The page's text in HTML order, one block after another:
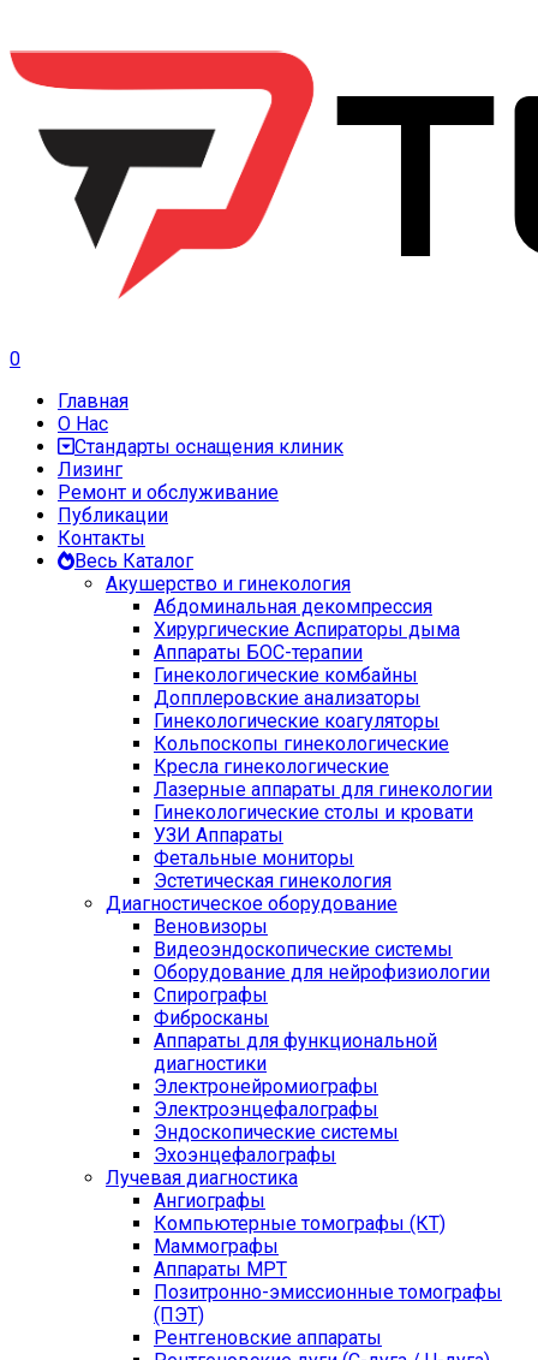
0
Главная
О Нас
Стандарты оснащения клиник
Лизинг
Ремонт и обслуживание
Публикации
Контакты
Весь Каталог
Акушерство и гинекология
Абдоминальная декомпрессия
Хирургические Аспираторы дыма
Аппараты БОС-терапии
Гинекологические комбайны
Допплеровские анализаторы
Гинекологические коагуляторы
Кольпоскопы гинекологические
Кресла гинекологические
Лазерные аппараты для гинекологии
Гинекологические столы и кровати
УЗИ Аппараты
Фетальные мониторы
Эстетическая гинекология
Диагностическое оборудование
Веновизоры
Видеоэндоскопические системы
Оборудование для нейрофизиологии
Спирографы
Фибросканы
Аппараты для функциональной
диагностики
Электронейромиографы
Электроэнцефалографы
Эндоскопические системы
Эхоэнцефалографы
Лучевая диагностика
Ангиографы
Компьютерные томографы (КТ)
Маммографы
Аппараты МРТ
Позитронно-эмиссионные томографы
(ПЭТ)
Рентгеновские аппараты